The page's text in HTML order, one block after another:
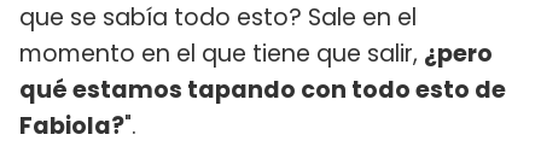
que se sabía todo esto? Sale en el
momento en el que tiene que salir, ¿pero
qué estamos tapando con todo esto de
Fabiola?".